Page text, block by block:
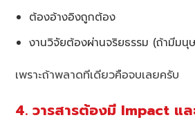
ต้องอ้างอิงถูกต้อง
งานวิจัยต้องผ่านจริยธรรม (ถ้ามีมนุ
เพราะถ้าพลาดทีเดียวคือจบเลยครับ
4. วารสารต้องมี Impact แล